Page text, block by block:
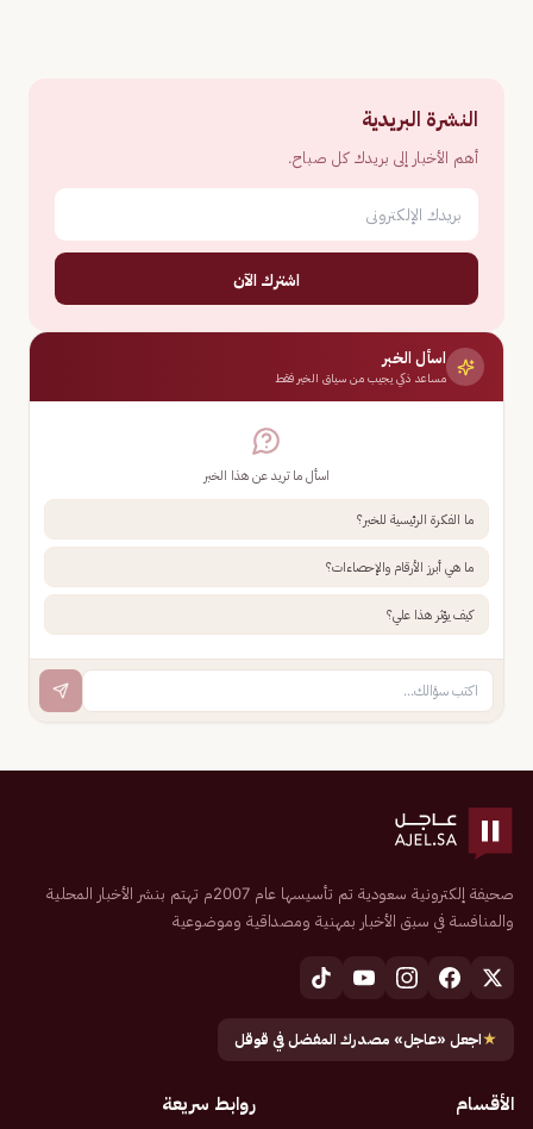
النشرة البريدية
أهم الأخبار إلى بريدك كل صباح.
اشترك الآن
اسأل الخبر
مساعد ذكي يجيب من سياق الخبر فقط
اسأل ما تريد عن هذا الخبر
ما الفكرة الرئيسية للخبر؟
ما هي أبرز الأرقام والإحصاءات؟
كيف يؤثر هذا علي؟
صحيفة إلكترونية سعودية تم تأسيسها عام 2007م تهتم بنشر الأخبار المحلية
والمنافسة في سبق الأخبار بمهنية ومصداقية وموضوعية
★اجعل «عاجل» مصدرك المفضل في قوقل
الأقسام روابط سريعة